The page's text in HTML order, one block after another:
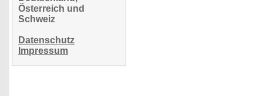
Österreich und
Schweiz
Datenschutz
Impressum